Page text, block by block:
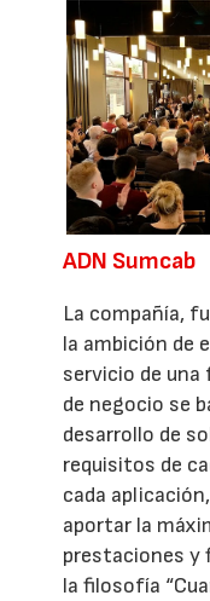
ADN Sumcab
La compañía,
la ambición de
servicio de
de negocio se
desarrollo de
requisitos de
cada
aportar la
prestaciones y
la filosofía